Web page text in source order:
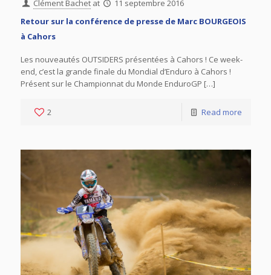
Clément Bachet at
11 septembre 2016
Retour sur la conférence de presse de Marc BOURGEOIS
à Cahors
Les nouveautés OUTSIDERS présentées à Cahors ! Ce week-
end, c’est la grande finale du Mondial d’Enduro à Cahors !
Présent sur le Championnat du Monde EnduroGP […]
2 Read more